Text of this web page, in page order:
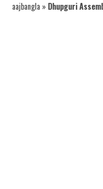
aajbangla » Dhupguri